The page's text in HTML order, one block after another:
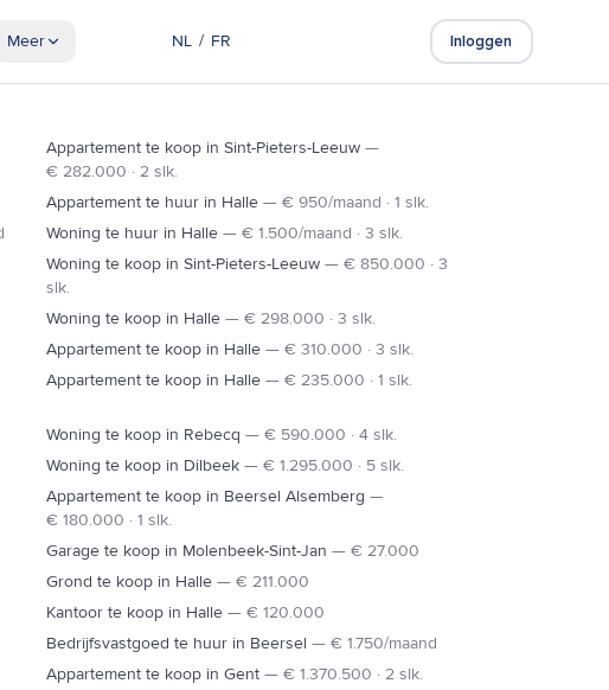
Meer NL / FR Inloggen
Appartement te koop in Sint-Pieters-Leeuw —
€ 282.000 · 2 slk.
Appartement te huur in Halle —€ 950/maand · 1 slk.
Woning te huur in Halle —€ 1.500/maand · 3 slk.
Woning te koop in Sint-Pieters-Leeuw —€ 850.000 · 3
slk.
Woning te koop in Halle —€ 298.000 · 3 slk.
Appartement te koop in Halle —€ 310.000 · 3 slk.
Appartement te koop in Halle —€ 235.000 · 1 slk.
Woning te koop in Rebecq —€ 590.000 · 4 slk.
Woning te koop in Dilbeek —€ 1.295.000 · 5 slk.
Appartement te koop in Beersel Alsemberg —
€ 180.000 · 1 slk.
Garage te koop in Molenbeek-Sint-Jan —€ 27.000
Grond te koop in Halle —€ 211.000
Kantoor te koop in Halle —€ 120.000
Bedrijfsvastgoed te huur in Beersel —€ 1.750/maand
Appartement te koop in Gent —€ 1.370.500 · 2 slk.